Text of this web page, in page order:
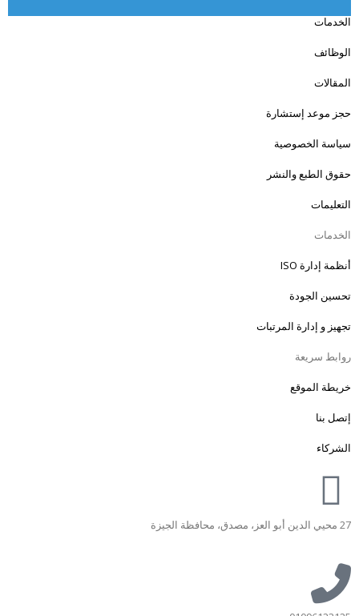
الخدمات
الوظائف
المقالات
حجز موعد إستشارة
سياسة الخصوصية
حقوق الطبع والنشر
التعليمات
الخدمات
أنظمة إدارة ISO
تحسين الجودة
تجهيز و إدارة المرتبات
روابط سريعة
خريطة الموقع
إتصل بنا
الشركاء
27 محيي الدين أبو العز، مصدق، محافظة الجيزة